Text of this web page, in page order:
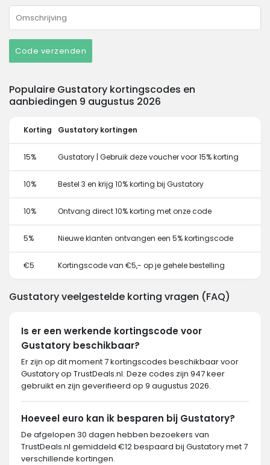
Code verzenden
Populaire Gustatory kortingscodes en
aanbiedingen 9 augustus 2026
Korting Gustatory kortingen
15% Gustatory | Gebruik deze voucher voor 15% korting
10% Bestel 3 en krijg 10% korting bij Gustatory
10% Ontvang direct 10% korting met onze code
5% Nieuwe klanten ontvangen een 5% kortingscode
€5 Kortingscode van €5,- op je gehele bestelling
Gustatory veelgestelde korting vragen (FAQ)
Is er een werkende kortingscode voor
Gustatory beschikbaar?
Er zijn op dit moment 7 kortingscodes beschikbaar voor
Gustatory op TrustDeals.nl. Deze codes zijn 947 keer
gebruikt en zijn geverifieerd op 9 augustus 2026.
Hoeveel euro kan ik besparen bij Gustatory?
De afgelopen 30 dagen hebben bezoekers van
TrustDeals.nl gemiddeld €12 bespaard bij Gustatory met 7
verschillende kortingen.